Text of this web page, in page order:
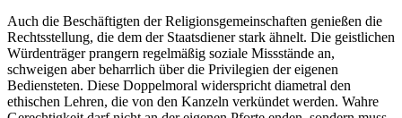
Auch die Beschäftigten der Religionsgemeinschaften genießen die
Rechtsstellung, die dem der Staatsdiener stark ähnelt. Die geistlichen
Würdenträger prangern regelmäßig soziale Missstände an,
schweigen aber beharrlich über die Privilegien der eigenen
Bediensteten. Diese Doppelmoral widerspricht diametral den
ethischen Lehren, die von den Kanzeln verkündet werden. Wahre